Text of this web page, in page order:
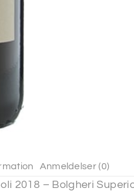
Anmeldelser (0)
2018 – Bolgheri